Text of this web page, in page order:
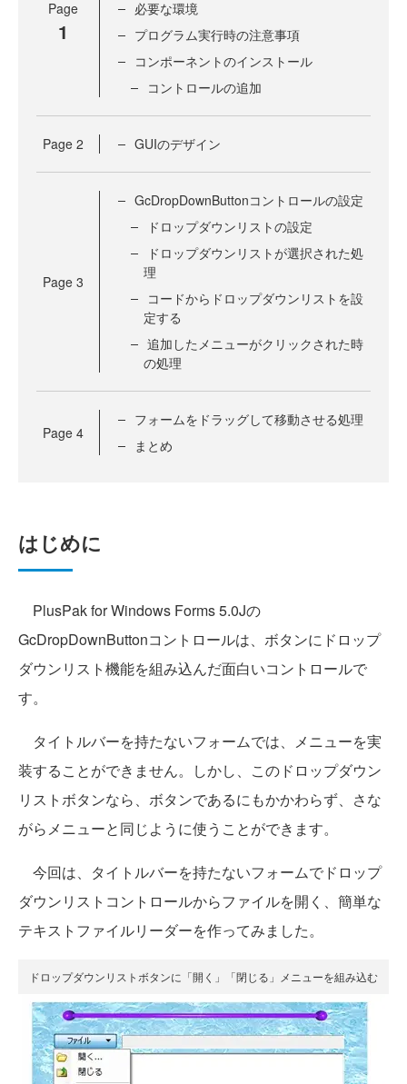
Page
1
必要な環境
プログラム実行時の注意事項
コンポーネントのインストール
コントロールの追加
Page 2 GUIのデザイン
Page 3
GcDropDownButtonコントロールの設定
ドロップダウンリストの設定
ドロップダウンリストが選択された処
理
コードからドロップダウンリストを設
定する
追加したメニューがクリックされた時
の処理
Page 4
フォームをドラッグして移動させる処理
まとめ
はじめに
PlusPak for Windows Forms 5.0Jの
GcDropDownButtonコントロールは、ボタンにドロップ
ダウンリスト機能を組み込んだ面白いコントロールで
す。
タイトルバーを持たないフォームでは、メニューを実
装することができません。しかし、このドロップダウン
リストボタンなら、ボタンであるにもかかわらず、さな
がらメニューと同じように使うことができます。
今回は、タイトルバーを持たないフォームでドロップ
ダウンリストコントロールからファイルを開く、簡単な
テキストファイルリーダーを作ってみました。
ドロップダウンリストボタンに「開く」「閉じる」メニューを組み込む